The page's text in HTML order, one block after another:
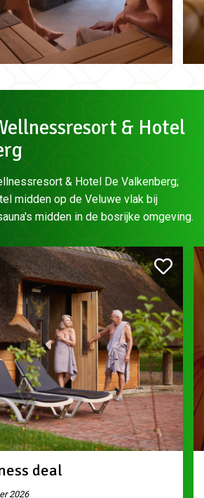
& Hotel
& Hotel De Valkenberg;
midden op de Veluwe vlak bij
midden in de bosrijke omgeving.
deal
2026